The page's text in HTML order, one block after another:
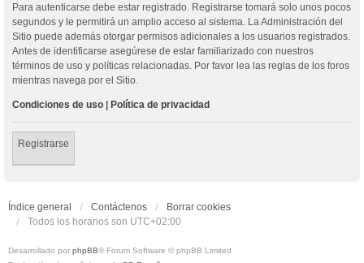
Para autenticarse debe estar registrado. Registrarse tomará solo unos pocos
segundos y le permitirá un amplio acceso al sistema. La Administración del
Sitio puede además otorgar permisos adicionales a los usuarios registrados.
Antes de identificarse asegúrese de estar familiarizado con nuestros
términos de uso y políticas relacionadas. Por favor lea las reglas de los foros
mientras navega por el Sitio.
Condiciones de uso | Política de privacidad
Registrarse
Índice general Contáctenos
Borrar cookies
Todos los horarios son UTC+02:00
Desarrollado por phpBB® Forum Software © phpBB Limited